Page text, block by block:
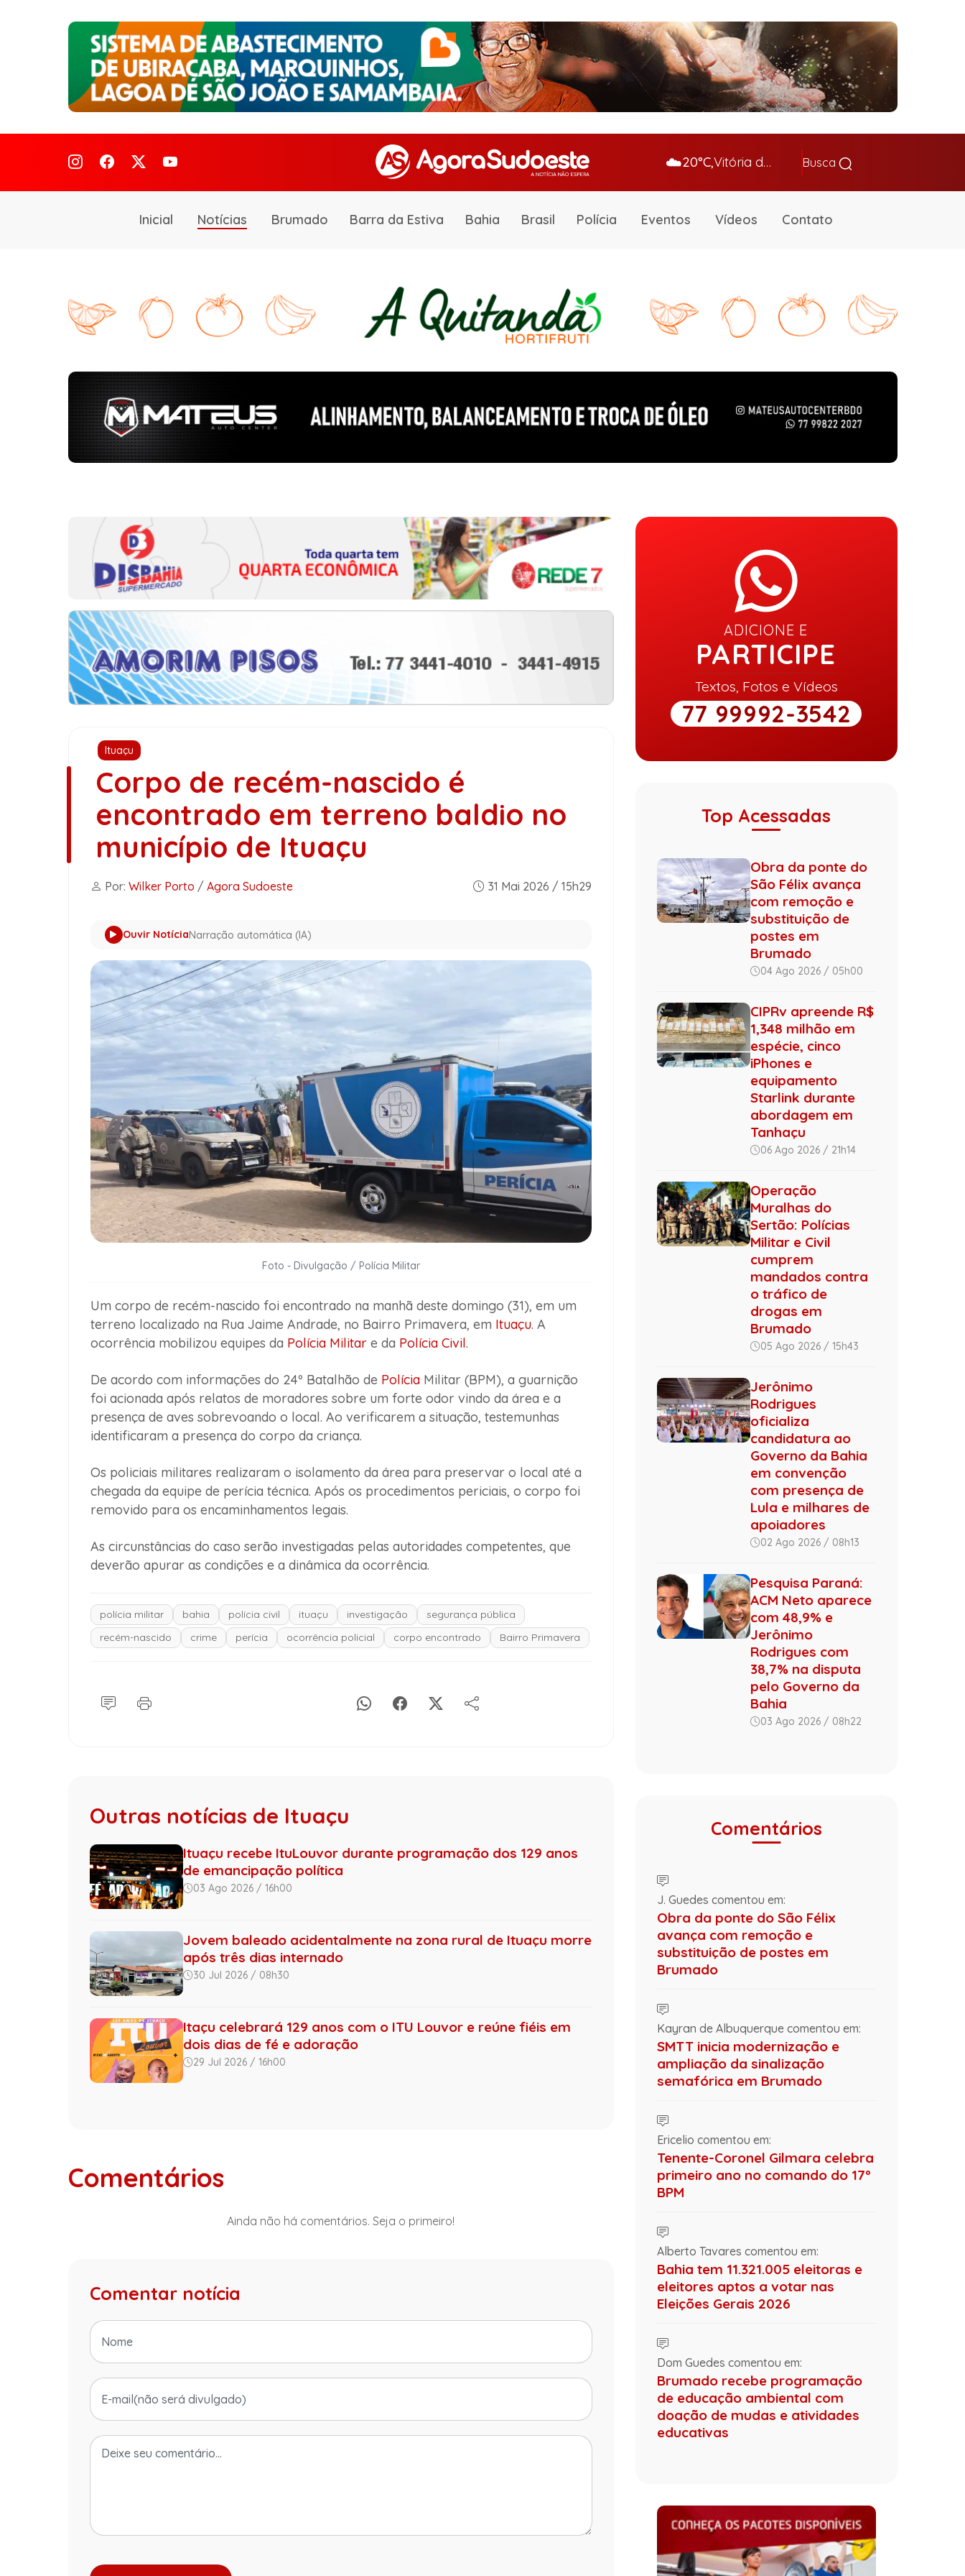
☁️20°C, Vitória da Conq… Busca
Inicial Notícias Brumado Barra da Estiva Bahia Brasil Polícia Eventos Vídeos Contato
Ituaçu
Corpo de recém-nascido é
encontrado em terreno baldio no
município de Ituaçu
Por: Wilker Porto / Agora Sudoeste 31 Mai 2026 / 15h29
Ouvir NotíciaNarração automática (IA)
Foto - Divulgação / Polícia Militar
Um corpo de recém-nascido foi encontrado na manhã deste domingo (31), em um
terreno localizado na Rua Jaime Andrade, no Bairro Primavera, em Ituaçu. A
ocorrência mobilizou equipes da Polícia Militare da Polícia Civil.
De acordo com informações do 24º Batalhão de PolíciaMilitar (BPM), a guarnição
foi acionada após relatos de moradores sobre um forte odor vindo da área e a
presença de aves sobrevoando o local. Ao verificarem a situação, testemunhas
identificaram a presença do corpo da criança.
Os policiais militares realizaram o isolamento da área para preservar o local até a
chegada da equipe de perícia técnica. Após os procedimentos periciais, o corpo foi
removido para os encaminhamentos legais.
As circunstâncias do caso serão investigadas pelas autoridades competentes, que
deverão apurar as condições e a dinâmica da ocorrência.
polícia militar bahia polícia civil ituaçu investigação
segurança pública
recém-nascido
crime perícia ocorrência policial corpo encontrado Bairro Primavera
Outras notícias de Ituaçu
Ituaçu recebe ItuLouvor durante programação dos 129 anos
de emancipação política
03 Ago 2026 / 16h00
Jovem baleado acidentalmente na zona rural de Ituaçu morre
após três dias internado
30 Jul 2026 / 08h30
Itaçu celebrará 129 anos com o ITU Louvor e reúne fiéis em
dois dias de fé e adoração
29 Jul 2026 / 16h00
Comentários
Ainda não há comentários. Seja o primeiro!
Comentar notícia
ADICIONE E
PARTICIPE
Textos, Fotos e Vídeos
77 99992-3542
Top Acessadas
Obra da ponte do
São Félix avança
com remoção e
substituição de
postes em
Brumado
04 Ago 2026 / 05h00
CIPRv apreende R$
1,348 milhão em
espécie, cinco
iPhones e
equipamento
Starlink durante
abordagem em
Tanhaçu
06 Ago 2026 / 21h14
Operação
Muralhas do
Sertão: Polícias
Militar e Civil
cumprem
mandados contra
o tráfico de
drogas em
Brumado
05 Ago 2026 / 15h43
Jerônimo
Rodrigues
oficializa
candidatura ao
Governo da Bahia
em convenção
com presença de
Lula e milhares de
apoiadores
02 Ago 2026 / 08h13
Pesquisa Paraná:
ACM Neto aparece
com 48,9% e
Jerônimo
Rodrigues com
38,7% na disputa
pelo Governo da
Bahia
03 Ago 2026 / 08h22
Comentários
J. Guedes comentou em:
Obra da ponte do São Félix
avança com remoção e
substituição de postes em
Brumado
Kayran de Albuquerque comentou em:
SMTT inicia modernização e
ampliação da sinalização
semafórica em Brumado
Ericelio comentou em:
Tenente-Coronel Gilmara celebra
primeiro ano no comando do 17º
BPM
Alberto Tavares comentou em:
Bahia tem 11.321.005 eleitoras e
eleitores aptos a votar nas
Eleições Gerais 2026
Dom Guedes comentou em:
Brumado recebe programação
de educação ambiental com
doação de mudas e atividades
educativas